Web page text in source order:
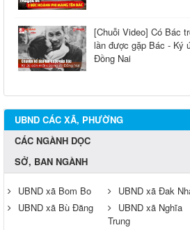
[Chuỗi Video] Có Bác
lần được gặp Bác - Ký
Đồng Nai
UBND CÁC XÃ, PHƯỜNG
CÁC NGÀNH DỌC
SỞ, BAN NGÀNH
UBND xã Bom Bo UBND xã Đak
UBND xã Bù Đăng
UBND xã Nghĩa
Trung